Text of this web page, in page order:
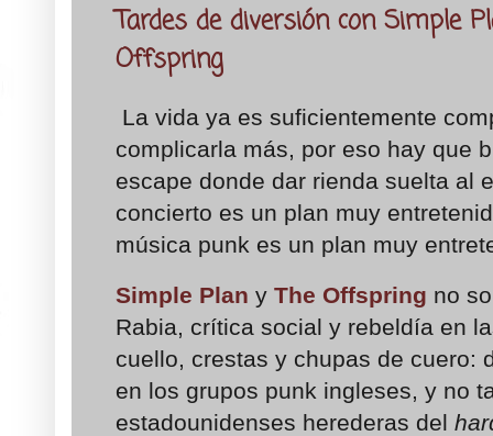
Tardes de diversión con Simple
Offspring
La vida ya es suficientemente
complicarla más, por eso hay que
escape donde dar rienda suelta al
concierto es un plan muy
música punk es un plan muy
Simple Plan y The Offspring no
Rabia, crítica social y rebeldía en
cuello, crestas y chupas de cuero:
en los grupos punk ingleses, y no
estadounidenses herederas del